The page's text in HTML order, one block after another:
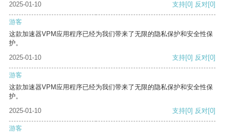
2025-01-10 支持[0] 反对[0]
游客
这款加速器VPM应用程序已经为我们带来了无限的隐私保护和安全性保
护。
2025-01-10
支持[0] 反对[0]
游客
这款加速器VPM应用程序已经为我们带来了无限的隐私保护和安全性保
护。
2025-01-10
支持[0] 反对[0]
游客